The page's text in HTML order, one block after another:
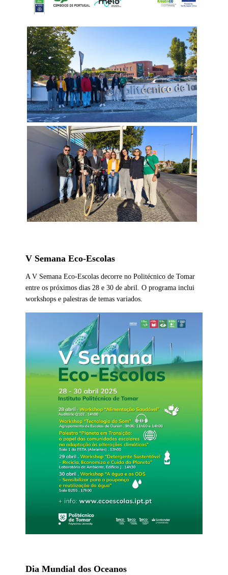
V Semana Eco-Escolas
A V Semana Eco-Escolas decorre no Politécnico de Tomar
entre os próximos dias 28 e 30 de abril. O programa inclui
workshops e palestras de temas variados.
Dia Mundial dos Oceanos